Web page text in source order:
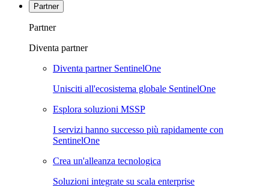
Partner
Partner
Diventa partner
Diventa partner SentinelOne
Unisciti all'ecosistema globale SentinelOne
Esplora soluzioni MSSP
I servizi hanno successo più rapidamente con
SentinelOne
Crea un'alleanza tecnologica
Soluzioni integrate su scala enterprise